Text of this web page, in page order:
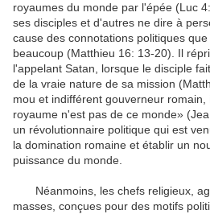
royaumes du monde par l'épée (Luc 4:
ses disciples et d'autres ne dire à
cause des connotations politiques que
beaucoup (Matthieu 16: 13-20) Il
l'appelant Satan lorsque le disciple
de la vraie nature de sa mission
mou et indifférent gouverneur romain
royaume n'est pas de ce monde» (
un révolutionnaire politique qui est
la domination romaine et établir un
puissance du monde
Néanmoins les chefs religieux
masses conçues pour des motifs